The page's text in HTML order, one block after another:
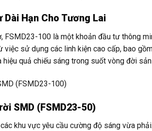
Hạn Cho Tương Lai
FSMD23-100 là một khoản đầu tư thông
việc sử dụng các linh kiện cao cấp, bao
quả chiếu sáng trong suốt vòng đời
SMD (FSMD23-50)
khu vực yêu cầu cường độ sáng vừa phải.